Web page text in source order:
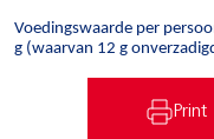
Voedingswaarde per
g (waarvan 12 g
Print